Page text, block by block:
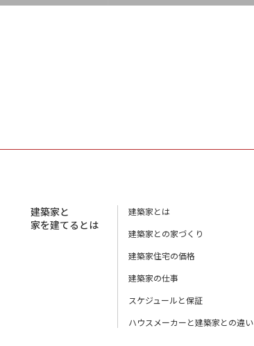
建築家と
家を建てるとは
建築家とは
建築家との家づくり
建築家住宅の価格
建築家の仕事
スケジュールと保証
ハウスメーカーと建築家との違い